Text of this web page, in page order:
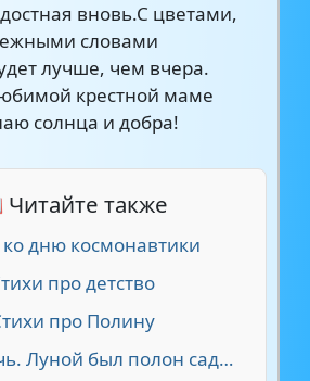
вновь.С цветами,
словами
лучше, чем вчера.
крестной маме
солнца и добра!
Читайте также
дню космонавтики
про детство
про Полину
Луной был полон сад…